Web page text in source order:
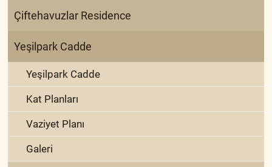
Çiftehavuzlar Residence
Yeşilpark Cadde
Yeşilpark Cadde
Kat Planları
Vaziyet Planı
Galeri